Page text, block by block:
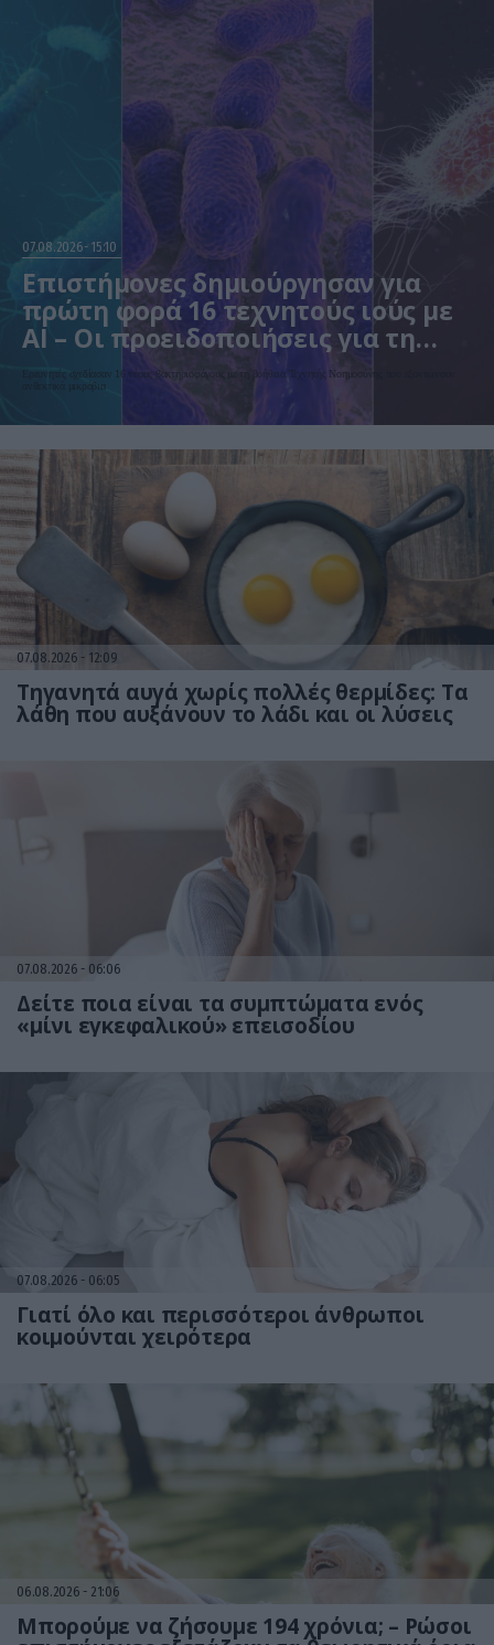
07.08.2026 15:10
Επιστήμονες δημιούργησαν για
πρώτη φορά 16 τεχνητούς ιούς με
AI – Οι προειδοποιήσεις για τη
βιοασφάλεια
Ερευνητές σχεδίασαν 16 νέους βακτηριοφάγους με τη βοήθεια Τεχνητής Νοημοσύνης που εξοντώνουν
ανθεκτικά μικρόβια
07.08.2026 12:09
Τηγανητά αυγά χωρίς πολλές θερμίδες: Τα
λάθη που αυξάνουν το λάδι και οι λύσεις
07.08.2026 06:06
Δείτε ποια είναι τα συμπτώματα ενός
«μίνι εγκεφαλικού» επεισοδίου
07.08.2026 06:05
Γιατί όλο και περισσότεροι άνθρωποι
κοιμούνται χειρότερα
06.08.2026 21:06
Μπορούμε να ζήσουμε 194 χρόνια; – Ρώσοι